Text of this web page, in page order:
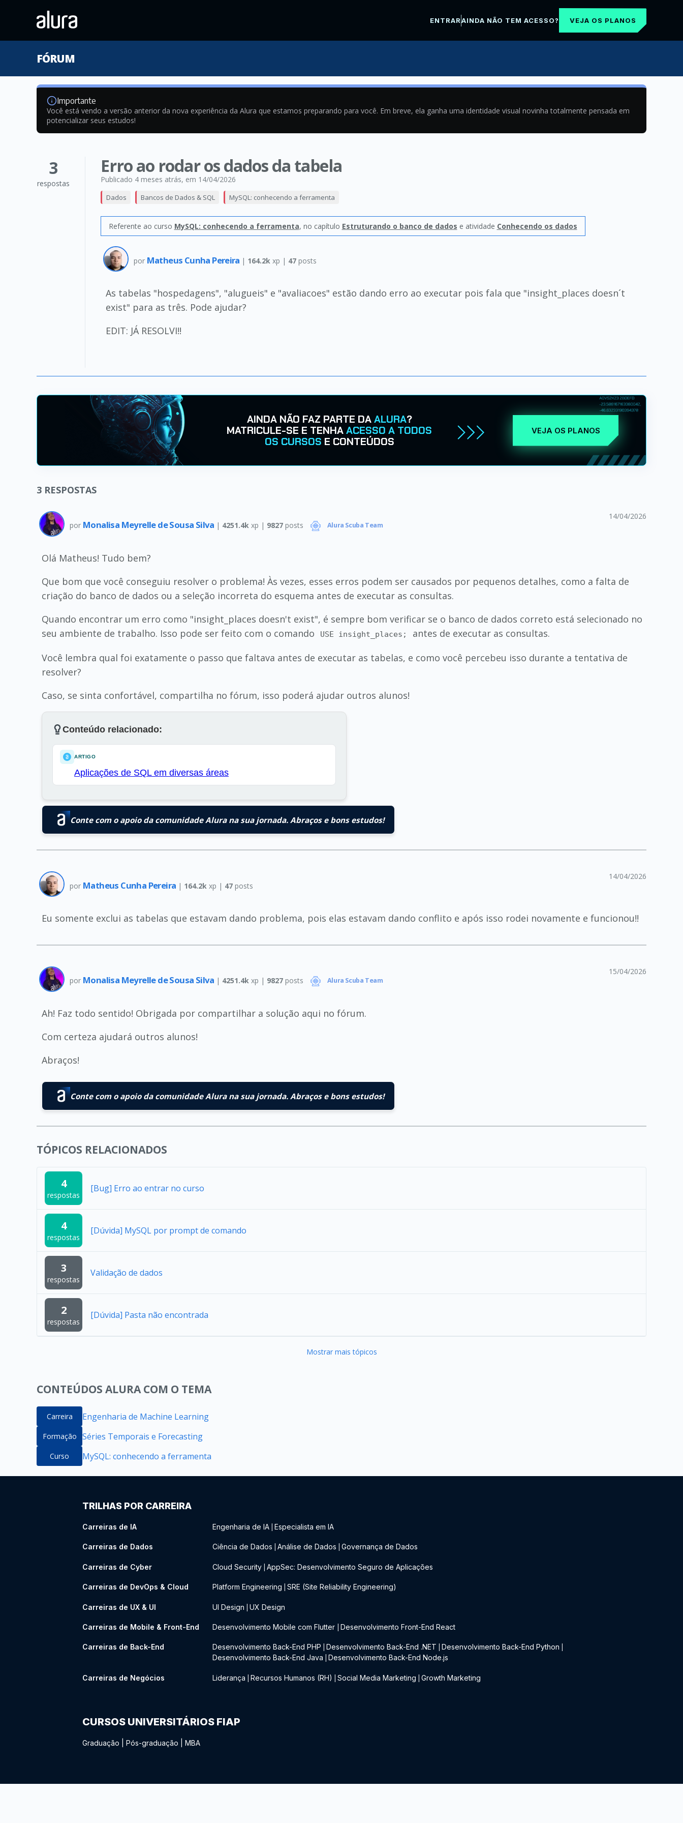
ENTRARAINDA NÃO TEM ACESSO? VEJA OS PLANOS
FÓRUM
Importante
Você está vendo a versão anterior da nova experiência da Alura que estamos preparando para você. Em breve, ela ganha uma identidade visual novinha totalmente pensada em
potencializar seus estudos!
3
respostas
Erro ao rodar os dados da tabela
Publicado 4 meses atrás, em 14/04/2026
Dados Bancos de Dados & SQL MySQL: conhecendo a ferramenta
Referente ao curso MySQL: conhecendo a ferramenta, no capítulo Estruturando o banco de dados e atividade Conhecendo os dados
por Matheus Cunha Pereira | 164.2k xp | 47 posts
As tabelas "hospedagens", "alugueis" e "avaliacoes" estão dando erro ao executar pois fala que "insight_places doesn´t
exist" para as três. Pode ajudar?
EDIT: JÁ RESOLVI!!
AINDA NÃO FAZ PARTE DAALURA?
MATRICULE-SE E TENHAACESSO A TODOS
OS CURSOS E CONTEÚDOS
VEJA OS PLANOS
3 RESPOSTAS
por Monalisa Meyrelle de Sousa Silva | 4251.4k xp | 9827 posts Alura Scuba Team
14/04/2026
Olá Matheus! Tudo bem?
Que bom que você conseguiu resolver o problema! Às vezes, esses erros podem ser causados por pequenos detalhes, como a falta de
criação do banco de dados ou a seleção incorreta do esquema antes de executar as consultas.
Quando encontrar um erro como "insight_places doesn't exist", é sempre bom verificar se o banco de dados correto está selecionado no
seu ambiente de trabalho. Isso pode ser feito com o comando
USE insight_places;
antes de executar as consultas.
Você lembra qual foi exatamente o passo que faltava antes de executar as tabelas, e como você percebeu isso durante a tentativa de
resolver?
Caso, se sinta confortável, compartilha no fórum, isso poderá ajudar outros alunos!
Conteúdo relacionado:
ARTIGO
Aplicações de SQL em diversas áreas
Conte com o apoio da comunidade Alura na sua jornada. Abraços e bons estudos!
por Matheus Cunha Pereira | 164.2k xp | 47posts
14/04/2026
Eu somente exclui as tabelas que estavam dando problema, pois elas estavam dando conflito e após isso rodei novamente e funcionou!!
por Monalisa Meyrelle de Sousa Silva | 4251.4k xp | 9827 posts Alura Scuba Team
15/04/2026
Ah! Faz todo sentido! Obrigada por compartilhar a solução aqui no fórum.
Com certeza ajudará outros alunos!
Abraços!
Conte com o apoio da comunidade Alura na sua jornada. Abraços e bons estudos!
TÓPICOS RELACIONADOS
4
respostas
[Bug] Erro ao entrar no curso
4
respostas
[Dúvida] MySQL por prompt de comando
3
respostas
Validação de dados
2
respostas
[Dúvida] Pasta não encontrada
Mostrar mais tópicos
CONTEÚDOS ALURA COM O TEMA
Carreira Engenharia de Machine Learning
Formação Séries Temporais e Forecasting
Curso MySQL: conhecendo a ferramenta
TRILHAS POR CARREIRA
Carreiras de IA Engenharia de IA Especialista em IA
Carreiras de Dados Ciência de Dados Análise de Dados Governança de Dados
Carreiras de Cyber Cloud Security AppSec: Desenvolvimento Seguro de Aplicações
Carreiras de DevOps & Cloud Platform Engineering SRE (Site Reliability Engineering)
Carreiras de UX & UI UI Design UX Design
Carreiras de Mobile & Front-End Desenvolvimento Mobile com Flutter Desenvolvimento Front-End React
Carreiras de Back-End Desenvolvimento Back-End PHP Desenvolvimento Back-End .NET Desenvolvimento Back-End Python
Desenvolvimento Back-End Java Desenvolvimento Back-End Node.js
Carreiras de Negócios Liderança Recursos Humanos (RH) Social Media Marketing Growth Marketing
CURSOS UNIVERSITÁRIOS FIAP
Graduação Pós-graduação MBA